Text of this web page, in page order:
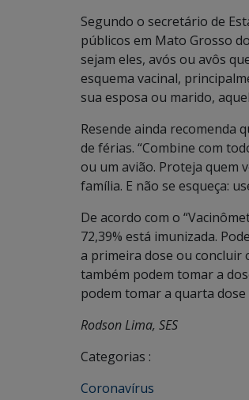
Segundo o secretário de
públicos em Mato Grosso
sejam eles, avós ou avôs
esquema vacinal,
sua esposa ou marido,
Resende ainda recomenda
de férias. “Combine com
ou um avião. Proteja quem
família. E não se esqueça:
De acordo com o
72,39% está imunizada.
a primeira dose ou concluir
também podem tomar a
podem tomar a quarta dose
Rodson Lima, SES
Categorias :
Coronavírus